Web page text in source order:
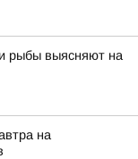
рыбы выясняют на
на